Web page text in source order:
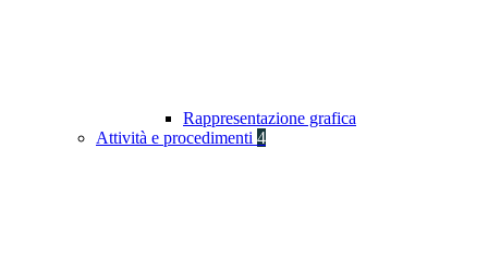
Rappresentazione grafica
Attività e procedimenti 4